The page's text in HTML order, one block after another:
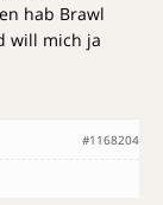
hab Brawl
will mich ja
#1168204